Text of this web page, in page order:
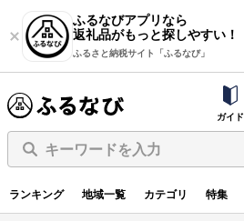
ふるなびアプリなら
返礼品がもっと探しやすい！
ふるさと納税サイト「ふるなび」
ガイド
キーワードを入力
ランキング 地域一覧 カテゴリ 特集